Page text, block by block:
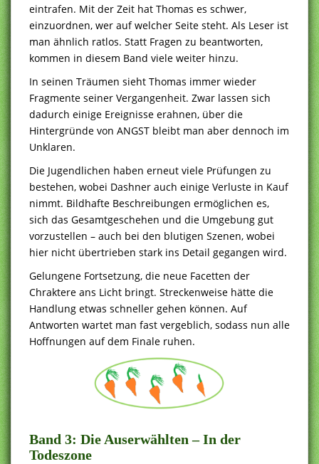
eintrafen. Mit der Zeit hat Thomas es schwer,
einzuordnen, wer auf welcher Seite steht. Als Leser ist
man ähnlich ratlos. Statt Fragen zu beantworten,
kommen in diesem Band viele weiter hinzu.
In seinen Träumen sieht Thomas immer wieder
Fragmente seiner Vergangenheit. Zwar lassen sich
dadurch einige Ereignisse erahnen, über die
Hintergründe von ANGST bleibt man aber dennoch im
Unklaren.
Die Jugendlichen haben erneut viele Prüfungen zu
bestehen, wobei Dashner auch einige Verluste in Kauf
nimmt. Bildhafte Beschreibungen ermöglichen es,
sich das Gesamtgeschehen und die Umgebung gut
vorzustellen – auch bei den blutigen Szenen, wobei
hier nicht übertrieben stark ins Detail gegangen wird.
Gelungene Fortsetzung, die neue Facetten der
Chraktere ans Licht bringt. Streckenweise hätte die
Handlung etwas schneller gehen können. Auf
Antworten wartet man fast vergeblich, sodass nun alle
Hoffnungen auf dem Finale ruhen.
Band 3: Die Auserwählten – In der
Todeszone